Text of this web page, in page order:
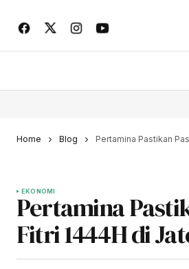
Home Blog Pertamina Pastikan
EKONOMI
Pertamina
Fitri 1444H di